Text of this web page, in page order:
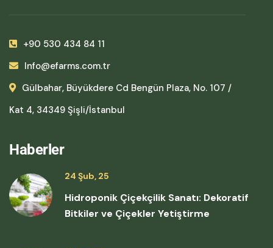
+90 530 434 84 11
Info@efarms.com.tr
Gülbahar, Büyükdere Cd Bengün Plaza, No. 107 /
Kat 4, 34349 Şişli/İstanbul
Haberler
24 Şub, 25
Hidroponik Çiçekçilik Sanatı: Dekoratif
Bitkiler ve Çiçekler Yetiştirme